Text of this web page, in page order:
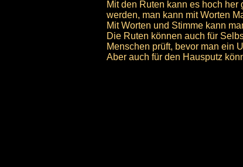
Mit den Ruten kann es hoch
werden, man kann mit Worten
Mit Worten und Stimme kann
Die Ruten können auch für
Menschen prüft, bevor man ein
Aber auch für den Hausputz